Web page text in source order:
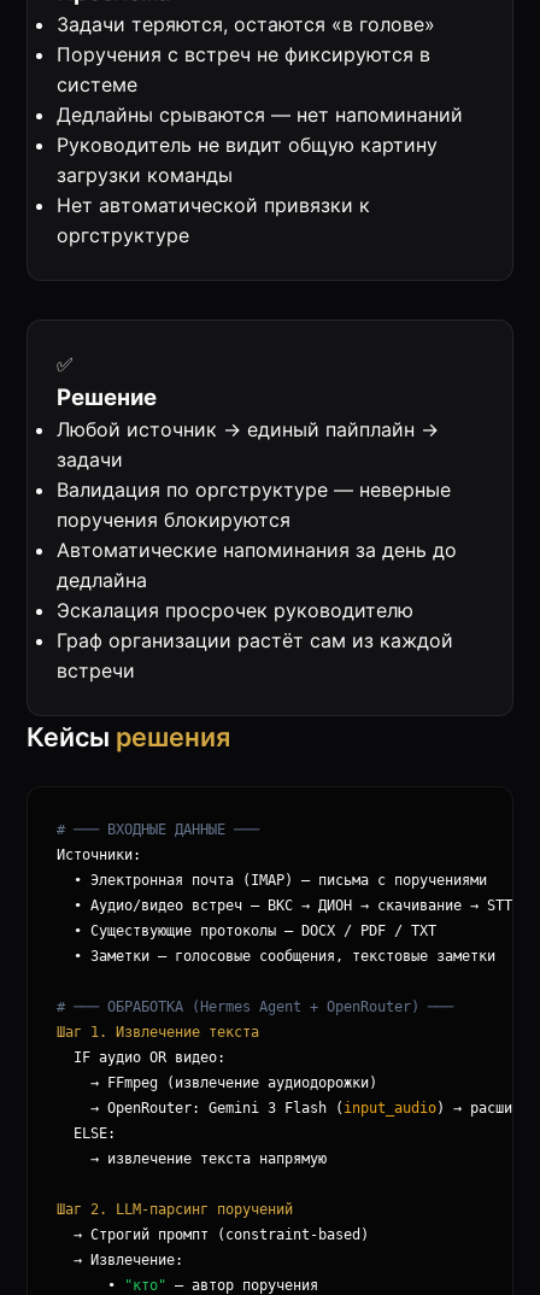
Задачи теряются, остаются «в голове»
Поручения с встреч не фиксируются в
системе
Дедлайны срываются — нет напоминаний
Руководитель не видит общую картину
загрузки команды
Нет автоматической привязки к
оргструктуре
✅
Решение
Любой источник → единый пайплайн →
задачи
Валидация по оргструктуре — неверные
поручения блокируются
Автоматические напоминания за день до
дедлайна
Эскалация просрочек руководителю
Граф организации растёт сам из каждой
встречи
Кейсы решения
# ─── ВХОДНЫЕ ДАННЫЕ ───
Источники:
  • Электронная почта (IMAP) — письма с поручениями
  • Аудио/видео встреч — ВКС → ДИОН → скачивание → STT
  • Существующие протоколы — DOCX / PDF / TXT
  • Заметки — голосовые сообщения, текстовые заметки
# ─── ОБРАБОТКА (Hermes Agent + OpenRouter) ───
Шаг 1. Извлечение текста
  IF аудио OR видео:
    → FFmpeg (извлечение аудиодорожки)
    → OpenRouter: Gemini 3 Flash (
input_audio) →
  ELSE:
    → извлечение текста напрямую
Шаг 2. LLM-парсинг поручений
  → Строгий промпт (constraint-based)
  → Извлечение:
      •
"кто" — автор поручения